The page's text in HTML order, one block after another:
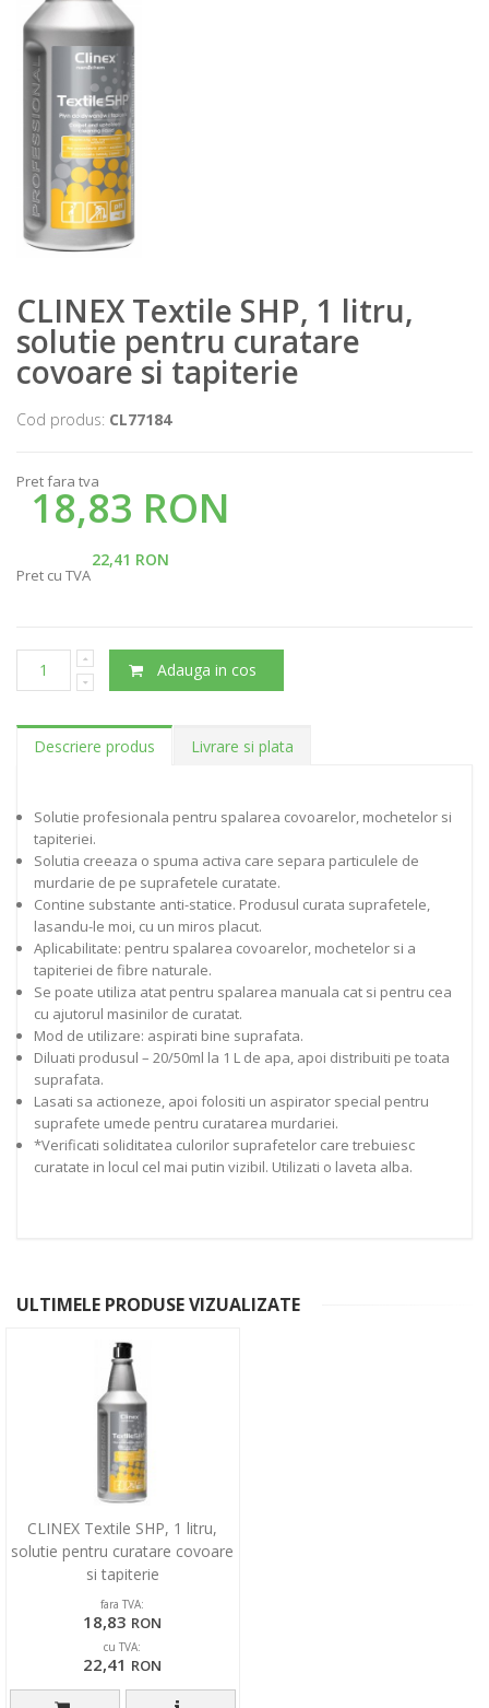
CLINEX Textile SHP, 1 litru,
solutie pentru curatare
covoare si tapiterie
Cod produs: CL77184
Pret fara tva
18,83 RON
22,41 RON
Pret cu TVA
Adauga in cos
Descriere produs Livrare si plata
Solutie profesionala pentru spalarea covoarelor, mochetelor si
tapiteriei.
Solutia creeaza o spuma activa care separa particulele de
murdarie de pe suprafetele curatate.
Contine substante anti-statice. Produsul curata suprafetele,
lasandu-le moi, cu un miros placut.
Aplicabilitate: pentru spalarea covoarelor, mochetelor si a
tapiteriei de fibre naturale.
Se poate utiliza atat pentru spalarea manuala cat si pentru cea
cu ajutorul masinilor de curatat.
Mod de utilizare: aspirati bine suprafata.
Diluati produsul – 20/50ml la 1 L de apa, apoi distribuiti pe toata
suprafata.
Lasati sa actioneze, apoi folositi un aspirator special pentru
suprafete umede pentru curatarea murdariei.
*Verificati soliditatea culorilor suprafetelor care trebuiesc
curatate in locul cel mai putin vizibil. Utilizati o laveta alba.
ULTIMELE PRODUSE VIZUALIZATE
CLINEX Textile SHP, 1 litru,
solutie pentru curatare covoare
si tapiterie
fara TVA:
18,83 RON
cu TVA:
22,41 RON